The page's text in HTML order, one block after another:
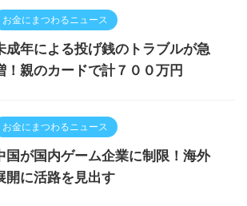
お金にまつわるニュース
成年による投げ銭のトラブルが急
！親のカードで計７００万円
お金にまつわるニュース
国が国内ゲーム企業に制限！海外
開に活路を見出す